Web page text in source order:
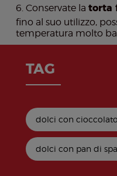
Conservate la torta
fino al suo utilizzo,
temperatura molto
TAG
dolci con
dolci con pan di